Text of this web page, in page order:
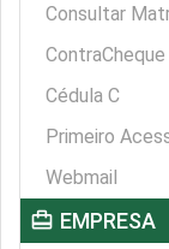
Consultar
ContraCheque
Cédula C
Primeiro
Webmail
card_travel EMPRESA